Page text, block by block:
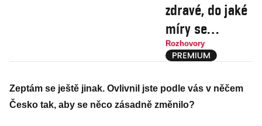
zdravé, do jaké
míry se
vrcholový sport
profesionalizov
al, říká čerstvý
mistr světa
Rozhovory
Zeptám se ještě jinak. Ovlivnil jste podle vás v něčem
Česko tak, aby se něco zásadně změnilo?